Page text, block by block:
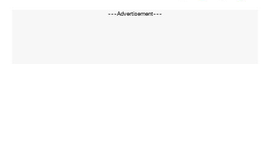
---Advertisement---